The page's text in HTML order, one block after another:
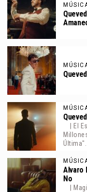
| El
Última".
Alvaro
No
|